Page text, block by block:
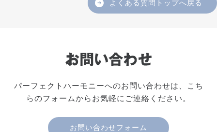
よくある質問トップへ戻る
パーフェクトハーモニーへのお問い合わせは、こち
らのフォームからお気軽にご連絡ください。
お問い合わせフォーム